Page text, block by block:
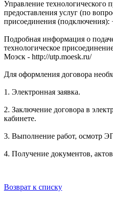
Управление технологического
предоставления услуг (по
присоединения (подключения):
Подробная информация о
технологическое
Моэск - http://utp.moesk.ru/
Для оформления договора
1. Электронная заявка.
2. Заключение договора в
кабинете.
3. Выполнение работ, осмотр
4. Получение документов,
Возврат к списку